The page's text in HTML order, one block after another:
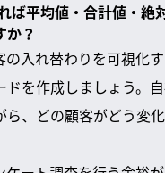
ば平均値・合計値・絶
か？
の入れ替わりを可視化
ドを作成しましょう。
ら、どの顧客がどう変